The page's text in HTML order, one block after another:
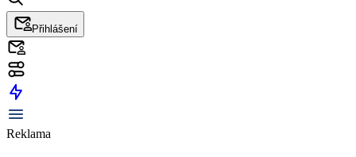
Přihlášení
Reklama